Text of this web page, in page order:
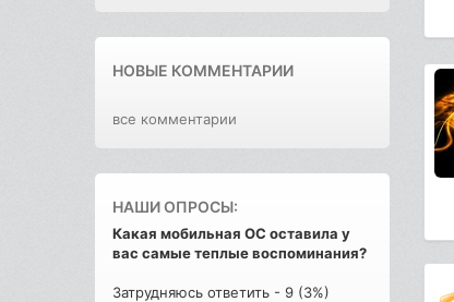
НОВЫЕ КОММЕНТАРИИ
все комментарии
НАШИ ОПРОСЫ:
Какая мобильная ОС оставила у
вас самые теплые воспоминания?
Затрудняюсь ответить - 9 (3%)